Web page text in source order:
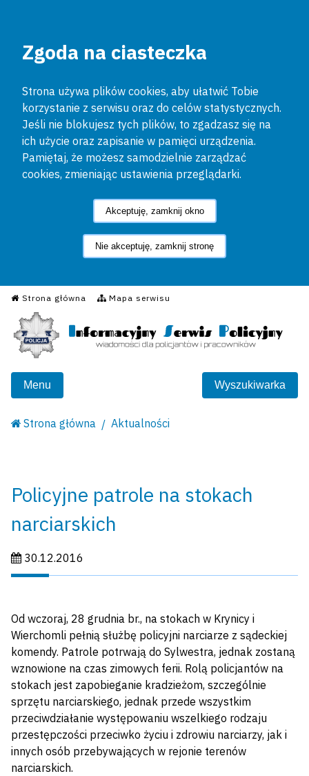
Zgoda na ciasteczka
Strona używa plików cookies, aby ułatwić Tobie
korzystanie z serwisu oraz do celów statystycznych.
Jeśli nie blokujesz tych plików, to zgadzasz się na
ich użycie oraz zapisanie w pamięci urządzenia.
Pamiętaj, że możesz samodzielnie zarządzać
cookies, zmieniając ustawienia przeglądarki.
Akceptuję, zamknij okno
Nie akceptuję, zamknij stronę
Strona główna Mapa serwisu
Informacyjny Serwis
Menu Wyszukiwarka
Strona główna Aktualności
Policyjne patrole na stokach
narciarskich
Data publikacji:
30.12.2016
Od wczoraj, 28 grudnia br., na stokach w Krynicy i
Wierchomli pełnią służbę policyjni narciarze z sądeckiej
komendy. Patrole potrwają do Sylwestra, jednak zostaną
wznowione na czas zimowych ferii. Rolą policjantów na
stokach jest zapobieganie kradzieżom, szczególnie
sprzętu narciarskiego, jednak przede wszystkim
przeciwdziałanie występowaniu wszelkiego rodzaju
przestępczości przeciwko życiu i zdrowiu narciarzy, jak i
innych osób przebywających w rejonie terenów
narciarskich.